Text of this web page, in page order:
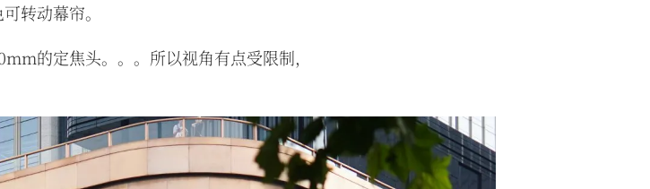
转动幕帘。
的定焦头。。。所以视角有点受限制，